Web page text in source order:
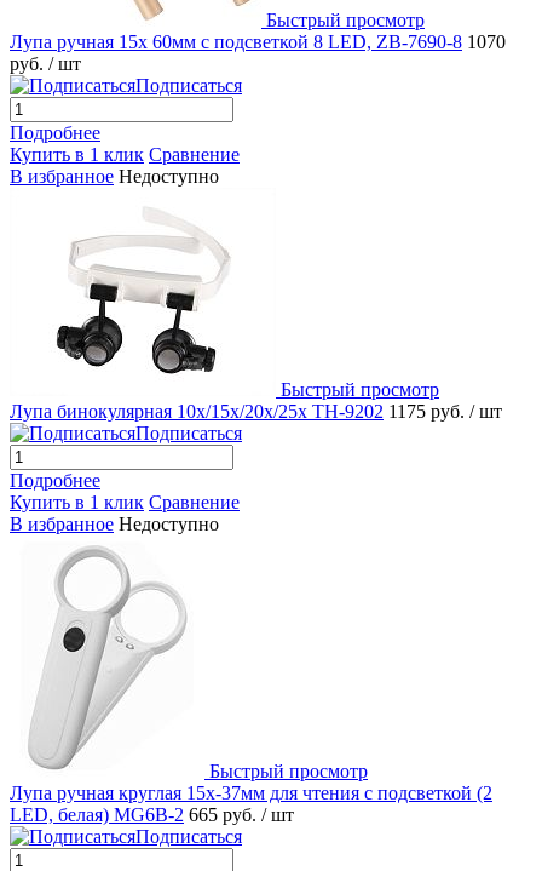
Быстрый просмотр
Лупа ручная 15x 60мм с подсветкой 8 LED, ZB-7690-8 1070
руб. / шт
Подписаться
Подробнее
Купить в 1 клик Сравнение
В избранное Недоступно
Быстрый просмотр
Лупа бинокулярная 10x/15x/20x/25x TH-9202 1175 руб. / шт
Подписаться
Подробнее
Купить в 1 клик Сравнение
В избранное Недоступно
Быстрый просмотр
Лупа ручная круглая 15х-37мм для чтения с подсветкой (2
LED, белая) MG6B-2 665 руб. / шт
Подписаться